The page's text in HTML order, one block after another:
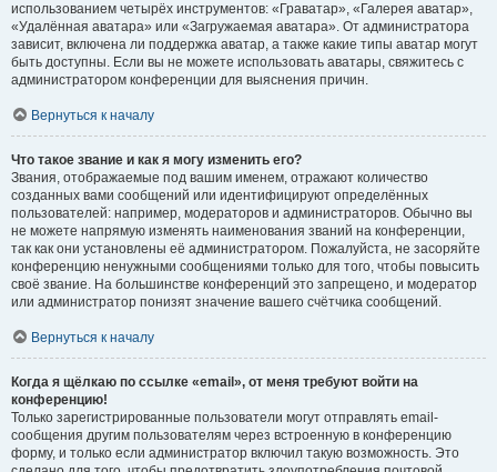
использованием четырёх инструментов: «Граватар», «Галерея аватар»,
«Удалённая аватара» или «Загружаемая аватара». От администратора
зависит, включена ли поддержка аватар, а также какие типы аватар могут
быть доступны. Если вы не можете использовать аватары, свяжитесь с
администратором конференции для выяснения причин.
Вернуться к началу
Что такое звание и как я могу изменить его?
Звания, отображаемые под вашим именем, отражают количество
созданных вами сообщений или идентифицируют определённых
пользователей: например, модераторов и администраторов. Обычно вы
не можете напрямую изменять наименования званий на конференции,
так как они установлены её администратором. Пожалуйста, не засоряйте
конференцию ненужными сообщениями только для того, чтобы повысить
своё звание. На большинстве конференций это запрещено, и модератор
или администратор понизят значение вашего счётчика сообщений.
Вернуться к началу
Когда я щёлкаю по ссылке «email», от меня требуют войти на
конференцию!
Только зарегистрированные пользователи могут отправлять email-
сообщения другим пользователям через встроенную в конференцию
форму, и только если администратор включил такую возможность. Это